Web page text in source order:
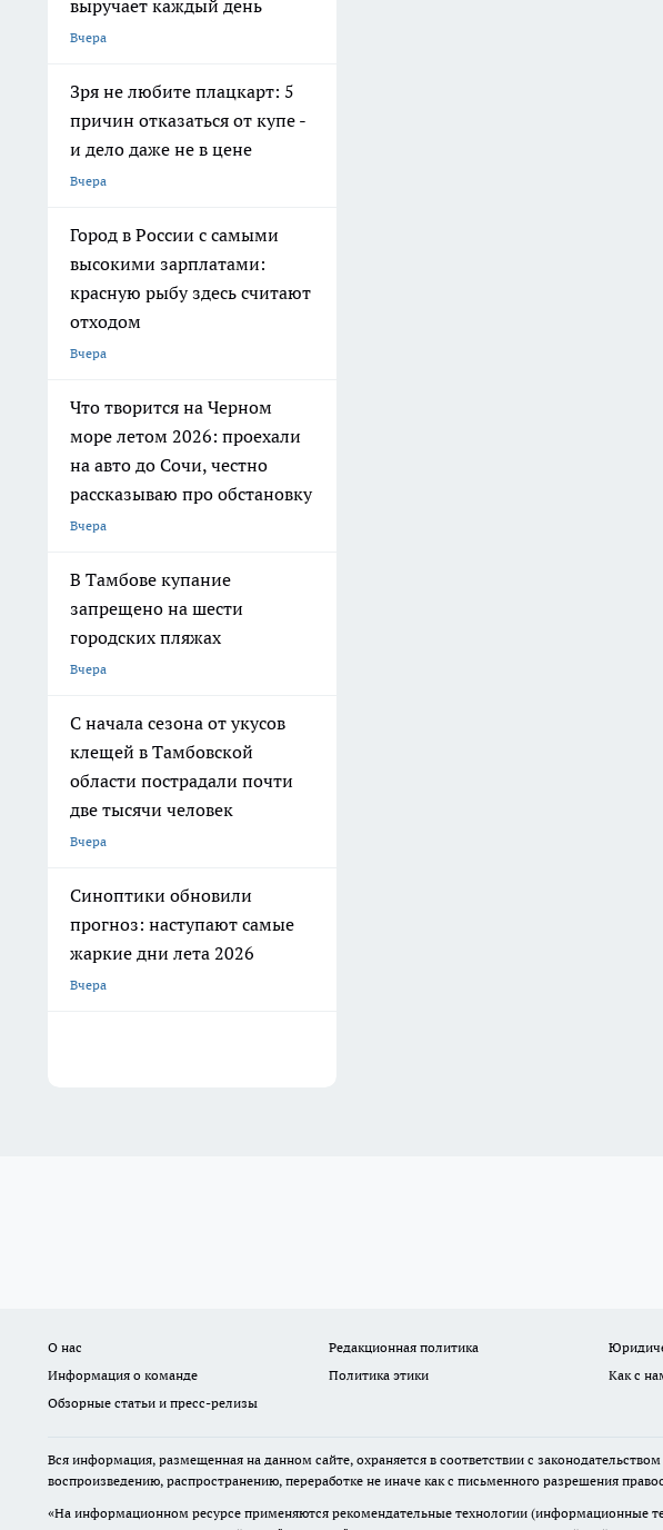
выручает каждый день
Вчера
Зря не любите плацкарт: 5
причин отказаться от купе -
и дело даже не в цене
Вчера
Город в России с самыми
высокими зарплатами:
красную рыбу здесь считают
отходом
Вчера
Что творится на Черном
море летом 2026: проехали
на авто до Сочи, честно
рассказываю про обстановку
Вчера
В Тамбове купание
запрещено на шести
городских пляжах
Вчера
С начала сезона от укусов
клещей в Тамбовской
области пострадали почти
две тысячи человек
Вчера
Синоптики обновили
прогноз: наступают самые
жаркие дни лета 2026
Вчера
О нас Редакционная политика
Информация о команде
Политика этики
Как с
Обзорные статьи и пресс-релизы
Вся информация, размещенная на данном сайте, охраняется в соответствии с
воспроизведению, распространению, переработке не иначе как с письменного разрешения
«На информационном ресурсе применяются рекомендательные технологии (информационные